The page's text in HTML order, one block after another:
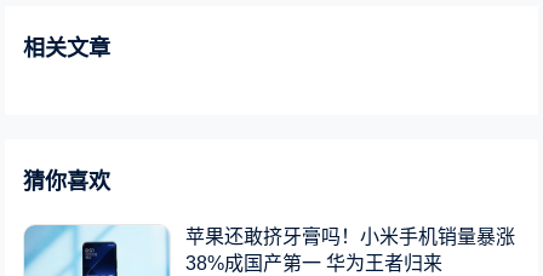
相关文章
猜你喜欢
苹果还敢挤牙膏吗！小米手机销量暴涨
38%成国产第一 华为王者归来